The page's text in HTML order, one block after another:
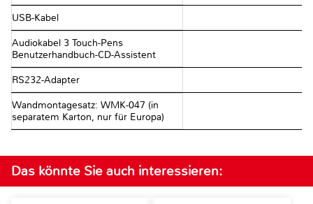
USB-Kabel
Audiokabel 3 Touch-Pens
Benutzerhandbuch-CD-Assistent
RS232-Adapter
Wandmontagesatz: WMK-047 (in
separatem Karton, nur für Europa)
Das könnte Sie auch interessieren: